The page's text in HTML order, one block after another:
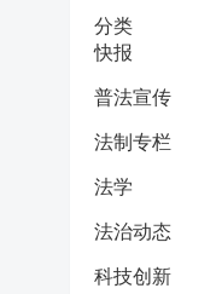
分类
快报
普法宣传
法制专栏
法学
法治动态
科技创新